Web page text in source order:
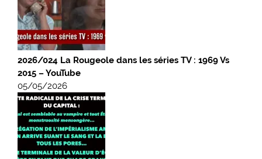
2026/024 La Rougeole dans les séries TV : 1969 Vs
2015 – YouTube
05/05/2026